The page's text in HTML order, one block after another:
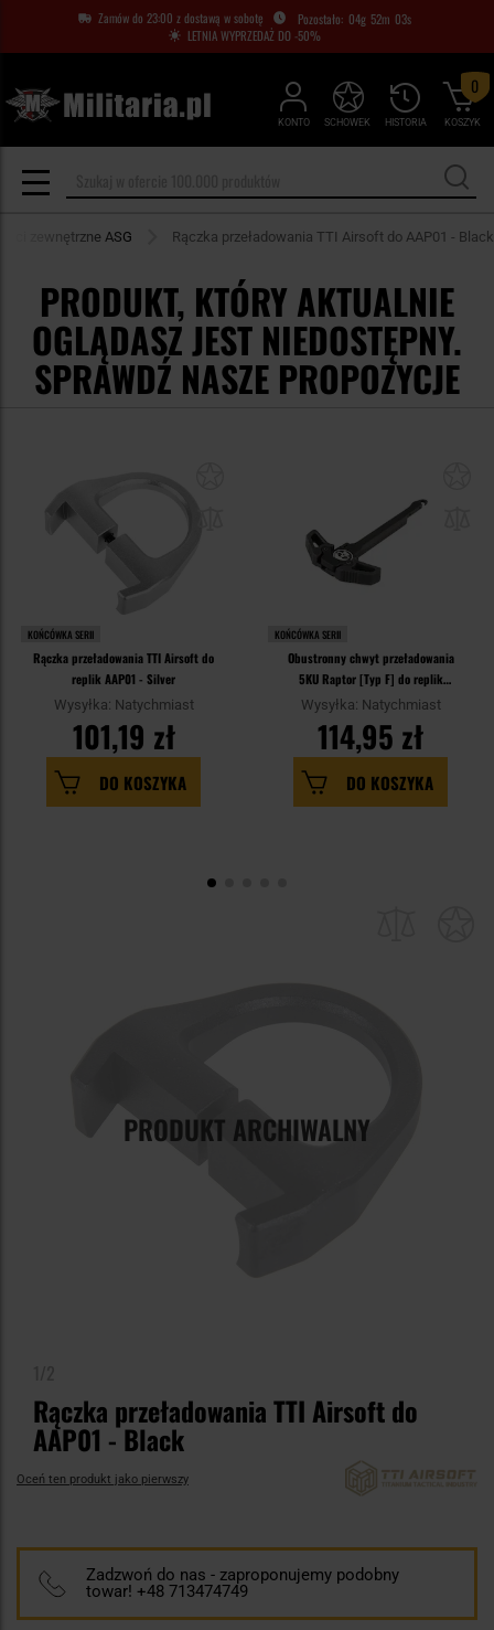
Zamów do 23:00 z dostawą w sobotę 04g 52m 03s
LETNIA WYPRZEDAŻ DO -50%
KONTO HISTORIA
SCHOWEK KOSZYK
0
zewnętrzne ASG Rączka przeładowania TTI Airsoft do AAP01 - Black
PRODUKT, KTÓRY AKTUALNIE
OGLĄDASZ JEST NIEDOSTĘPNY.
SPRAWDŹ NASZE PROPOZYCJE
KOŃCÓWKA SERII
Rączka przeładowania TTI Airsoft do
replik AAP01 - Silver
Wysyłka: Natychmiast
101,19 zł
DO KOSZYKA
KOŃCÓWKA SERII
Obustronny chwyt przeładowania
5KU Raptor [Typ F] do replik
M4/M16
Wysyłka: Natychmiast
114,95 zł
DO KOSZYKA
PRODUKT ARCHIWALNY
Rączka przeładowania TTI Airsoft do
AAP01 - Black
Oceń ten produkt jako pierwszy
Zadzwoń do nas - zaproponujemy podobny
towar! +48 713474749